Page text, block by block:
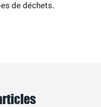
de déchets.